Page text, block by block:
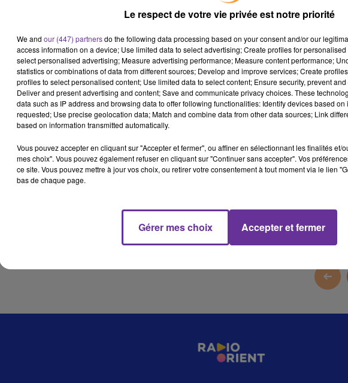
13
Le respect de votre vie privée est notre priorité
We and our (447) partnersdo the following data processing based on your consent and/or our
access information on a device; Use limited data to select advertising; Create profiles for
select personalised advertising; Measure advertising performance; Measure content performance;
statistics or combinations of data from different sources; Develop and improve services; Create
profiles to select personalised content; Use limited data to select content; Ensure security, prevent
Deliver and present advertising and content; Save and communicate privacy choices. These
data such as IP address and browsing data to offer following functionalities: Identify devices based
requested; Use precise geolocation data; Match and combine data from other data sources; Link
based on information transmitted automatically.
Vous pouvez accepter en cliquant sur "Accepter et fermer", ou affiner en sélectionnant les finalités et/
mes choix". Vous pouvez également refuser en cliquant sur "Continuer sans accepter". Vos
ce site. Vous pouvez mettre à jour vos choix, ou retirer votre consentement à tout moment via le lien
bas de chaque page.
Gérer mes choix Accepter et fermer